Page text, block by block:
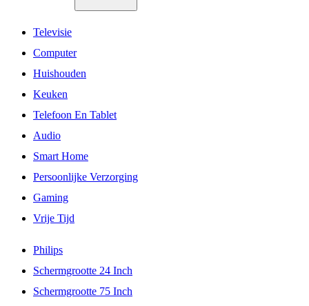
Televisie
Computer
Huishouden
Keuken
Telefoon En Tablet
Audio
Smart Home
Persoonlijke Verzorging
Gaming
Vrije Tijd
Philips
Schermgrootte 24 Inch
Schermgrootte 75 Inch